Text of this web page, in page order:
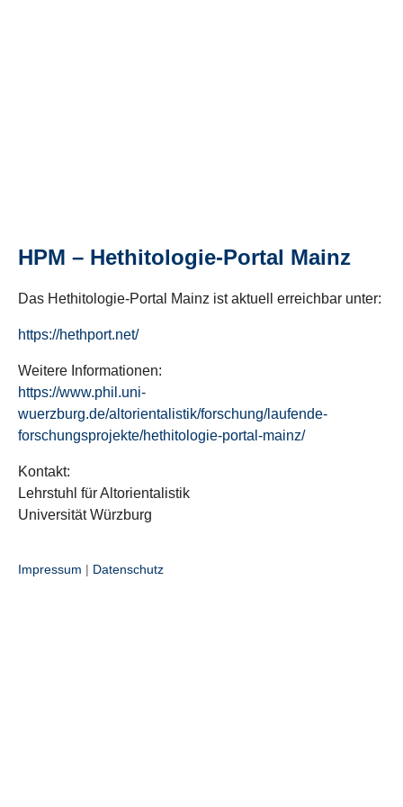
HPM – Hethitologie-Portal Mainz
Das Hethitologie-Portal Mainz ist aktuell erreichbar unter:
https://hethport.net/
Weitere Informationen:
https://www.phil.uni-
wuerzburg.de/altorientalistik/forschung/laufende-
forschungsprojekte/hethitologie-portal-mainz/
Kontakt:
Lehrstuhl für Altorientalistik
Universität Würzburg
Impressum | Datenschutz